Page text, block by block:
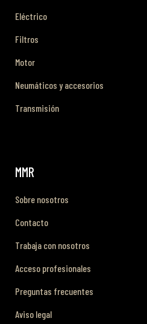
Eléctrico
Filtros
Motor
Neumáticos y accesorios
Transmisión
MMR
Sobre nosotros
Contacto
Trabaja con nosotros
Acceso profesionales
Preguntas frecuentes
Aviso legal